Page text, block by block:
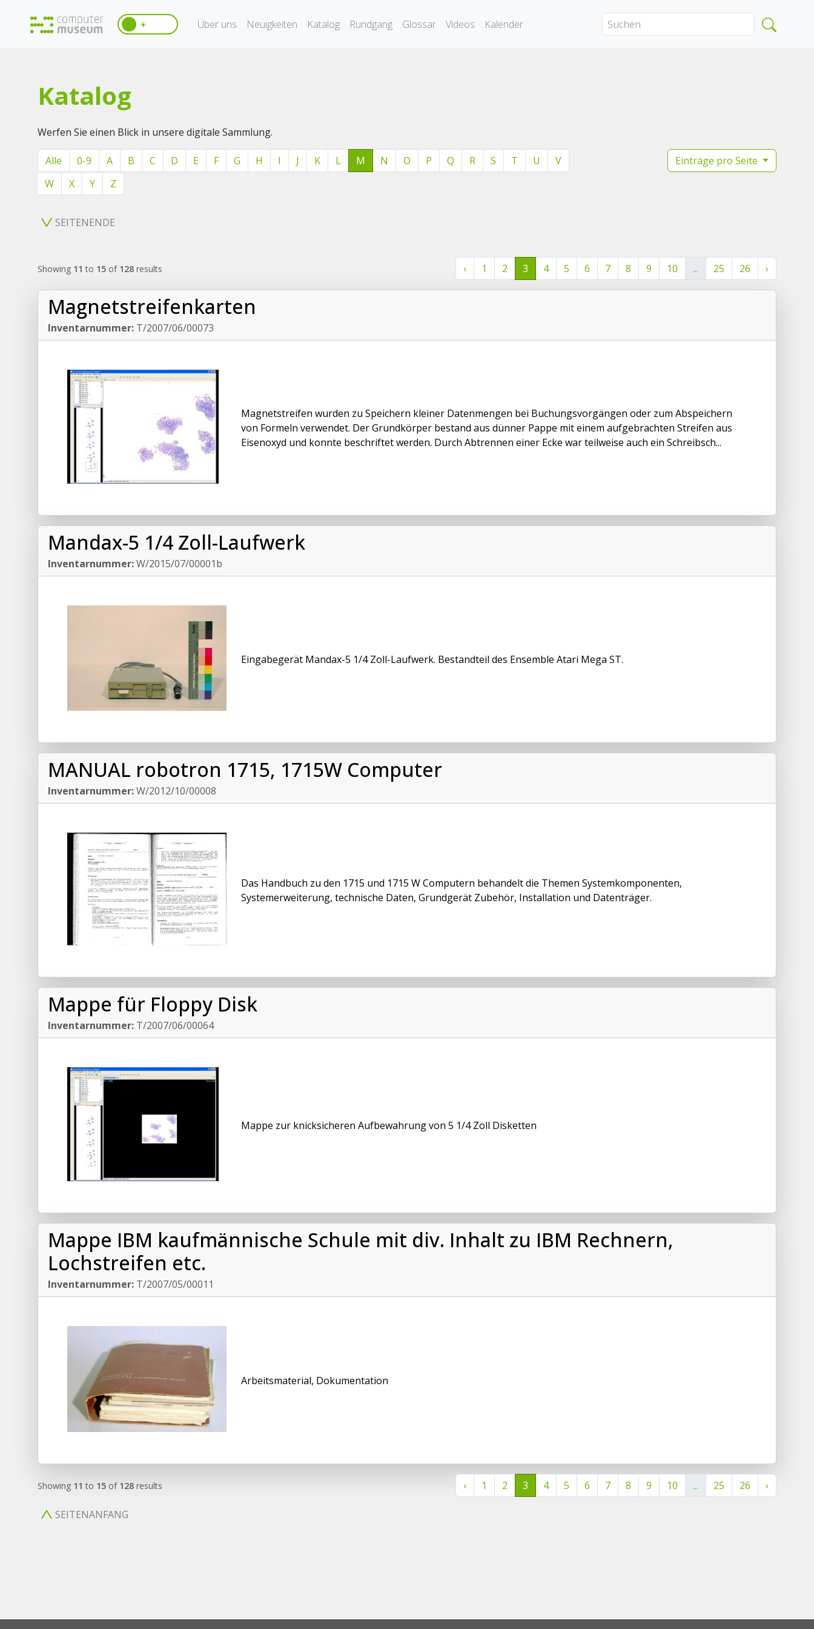
☀️ Über uns Neuigkeiten Katalog Rundgang Glossar Videos Kalender
Katalog
Werfen Sie einen Blick in unsere digitale Sammlung.
Alle 0-9 A B C D E F G H I J K L M N O P Q R S T U
V
W
X Y Z
Einträge pro Seite
SEITENENDE
Showing 11 to 15 of 128 results ‹ 1 2 3 4 5 6 7 8 9 10 ... 25 26 ›
Magnetstreifenkarten
Inventarnummer: T/2007/06/00073
Magnetstreifen wurden zu Speichern kleiner Datenmengen bei Buchungsvorgängen oder zum Abspeichern
von Formeln verwendet. Der Grundkörper bestand aus dünner Pappe mit einem aufgebrachten Streifen aus
Eisenoxyd und konnte beschriftet werden. Durch Abtrennen einer Ecke war teilweise auch ein Schreibsch...
Mandax-5 1/4 Zoll-Laufwerk
Inventarnummer:W/2015/07/00001b
Eingabegerät Mandax-5 1/4 Zoll-Laufwerk. Bestandteil des Ensemble Atari Mega ST.
MANUAL robotron 1715, 1715W Computer
Inventarnummer:W/2012/10/00008
Das Handbuch zu den 1715 und 1715 W Computern behandelt die Themen Systemkomponenten,
Systemerweiterung, technische Daten, Grundgerät Zubehör, Installation und Datenträger.
Mappe für Floppy Disk
Inventarnummer: T/2007/06/00064
Mappe zur knicksicheren Aufbewahrung von 5 1/4 Zoll Disketten
Mappe IBM kaufmännische Schule mit div. Inhalt zu IBM Rechnern,
Lochstreifen etc.
Inventarnummer: T/2007/05/00011
Arbeitsmaterial, Dokumentation
Showing 11 to 15 of 128 results ‹ 1 2 3 4 5 6 7 8 9 10 ... 25 26 ›
SEITENANFANG